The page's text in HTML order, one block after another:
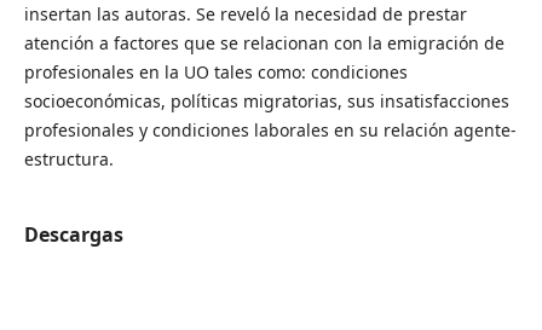
insertan las autoras. Se reveló la necesidad de prestar
atención a factores que se relacionan con la emigración de
profesionales en la UO tales como: condiciones
socioeconómicas, políticas migratorias, sus insatisfacciones
profesionales y condiciones laborales en su relación agente-
estructura.
Descargas